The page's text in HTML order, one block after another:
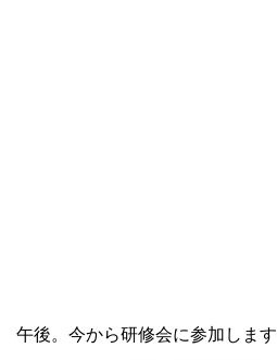
午後。今から研修会に参加します